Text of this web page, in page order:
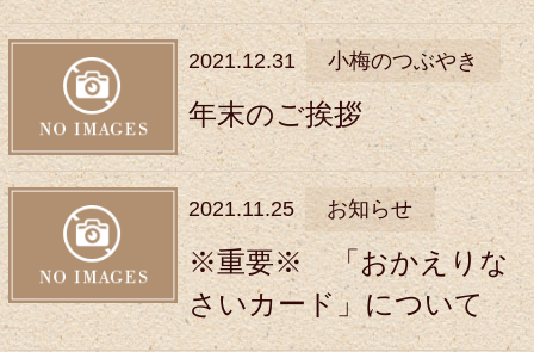
2021.12.31 小梅のつぶやき
年末のご挨拶
2021.11.25 お知らせ
※重要※ 「おかえりな
さいカード」について